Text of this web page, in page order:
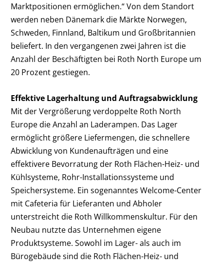
Marktpositionen ermöglichen.“ Von dem Standort
werden neben Dänemark die Märkte Norwegen,
Schweden, Finnland, Baltikum und Großbritannien
beliefert. In den vergangenen zwei Jahren ist die
Anzahl der Beschäftigten bei Roth North Europe um
20 Prozent gestiegen.
Effektive Lagerhaltung und Auftragsabwicklung
Mit der Vergrößerung verdoppelte Roth North
Europe die Anzahl an Laderampen. Das Lager
ermöglicht größere Liefermengen, die schnellere
Abwicklung von Kundenaufträgen und eine
effektivere Bevorratung der Roth Flächen-Heiz- und
Kühlsysteme, Rohr-Installationssysteme und
Speichersysteme. Ein sogenanntes Welcome-Center
mit Cafeteria für Lieferanten und Abholer
unterstreicht die Roth Willkommenskultur. Für den
Neubau nutzte das Unternehmen eigene
Produktsysteme. Sowohl im Lager- als auch im
Bürogebäude sind die Roth Flächen-Heiz- und